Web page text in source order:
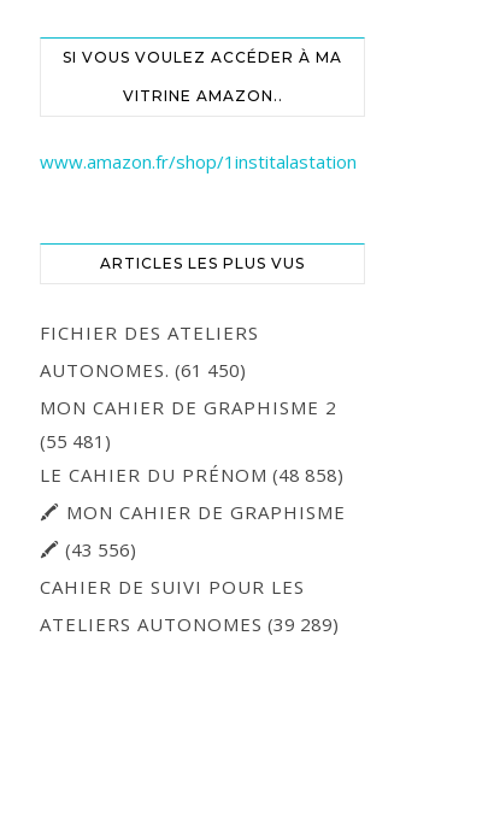
SI VOUS VOULEZ ACCÉDER À MA
VITRINE AMAZON..
www.amazon.fr/shop/1institalastation
ARTICLES LES PLUS VUS
FICHIER DES ATELIERS
AUTONOMES. (61 450)
MON CAHIER DE GRAPHISME 2
(55 481)
LE CAHIER DU PRÉNOM (48 858)
🖍 MON CAHIER DE GRAPHISME
🖍 (43 556)
CAHIER DE SUIVI POUR LES
ATELIERS AUTONOMES (39 289)